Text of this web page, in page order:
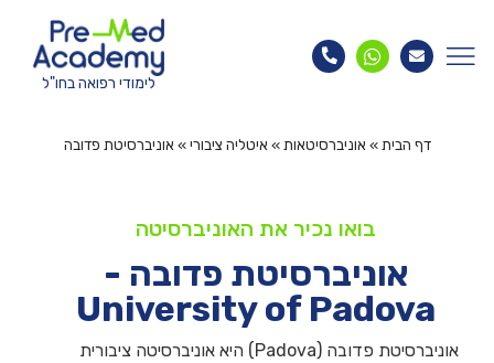
לימודי רפואה בחו"ל
דף הבית»אוניברסיטאות»איטליה ציבורי»אוניברסיטת פדובה
בואו נכיר את האוניברסיטה
אוניברסיטת פדובה -
University of Padova
אוניברסיטת פדובה (Padova) היא אוניברסיטה ציבורית